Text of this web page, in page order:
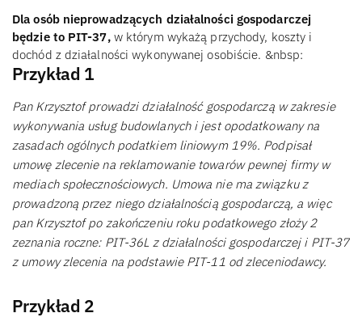
Dla osób nieprowadzących działalności gospodarczej
będzie to PIT-37,w którym wykażą przychody, koszty i
dochód z działalności wykonywanej osobiście. &nbsp:
Przykład 1
Pan Krzysztof prowadzi działalność gospodarczą w zakresie
wykonywania usług budowlanych i jest opodatkowany na
zasadach ogólnych podatkiem liniowym 19%. Podpisał
umowę zlecenie na reklamowanie towarów pewnej firmy w
mediach społecznościowych. Umowa nie ma związku z
prowadzoną przez niego działalnością gospodarczą, a więc
pan Krzysztof po zakończeniu roku podatkowego złoży 2
zeznania roczne: PIT-36L z działalności gospodarczej i PIT-37
z umowy zlecenia na podstawie PIT-11 od zleceniodawcy.
Przykład 2